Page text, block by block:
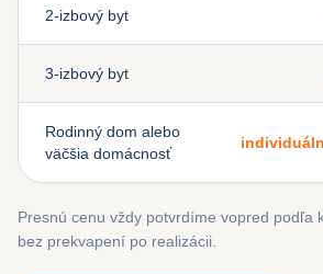
2-izbový byt
3-izbový byt
Rodinný dom alebo
väčšia domácnosť
Presnú cenu vždy potvrdíme vopred podľa
bez prekvapení po realizácii.